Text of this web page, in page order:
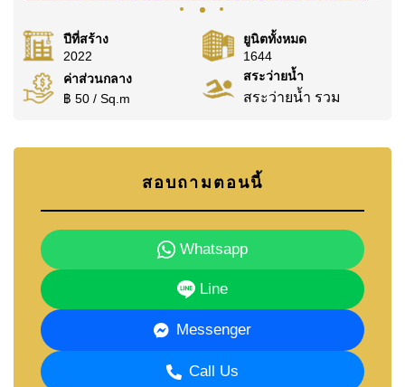
ปีที่สร้าง
2022
ยูนิตทั้งหมด
1644
ค่าส่วนกลาง
฿ 50 / Sq.m
สระว่ายน้ำ
สระว่ายน้ำ รวม
สอบถามตอนนี้
Whatsapp
Line
Messenger
Call Us